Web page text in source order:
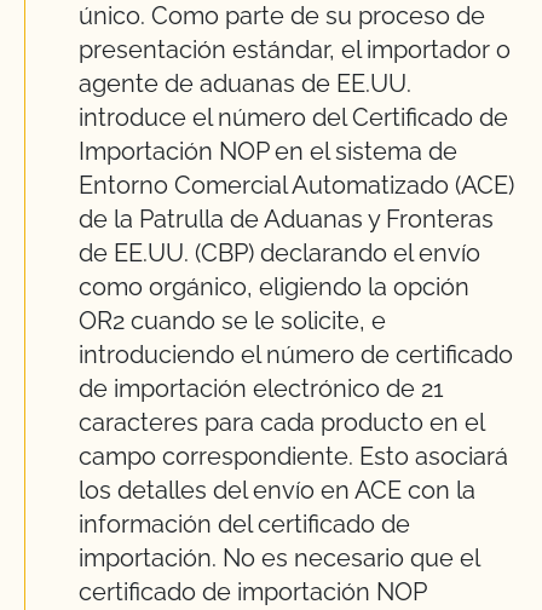
único. Como parte de su proceso de
presentación estándar, el importador o
agente de aduanas de EE.UU.
introduce el número del Certificado de
Importación NOP en el sistema de
Entorno Comercial Automatizado (ACE)
de la Patrulla de Aduanas y Fronteras
de EE.UU. (CBP) declarando el envío
como orgánico, eligiendo la opción
OR2 cuando se le solicite, e
introduciendo el número de certificado
de importación electrónico de 21
caracteres para cada producto en el
campo correspondiente. Esto asociará
los detalles del envío en ACE con la
información del certificado de
importación. No es necesario que el
certificado de importación NOP